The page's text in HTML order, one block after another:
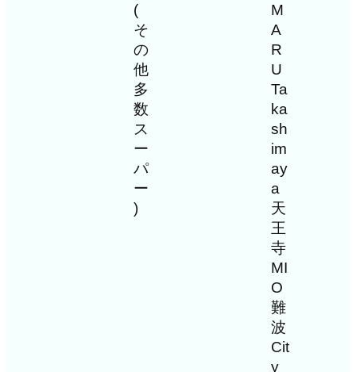
(
そ
の
他
多
数
ス
ー
パ
ー
)
M
A
R
U
Ta
ka
sh
im
ay
a
天
王
寺
MI
O
難
波
Cit
y